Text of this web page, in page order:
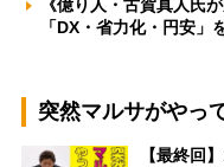
《億り人・古賀真人氏
「DX・省力化・円安
突然マルサがやっ
【最終回